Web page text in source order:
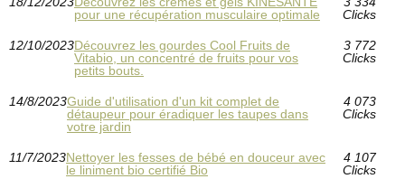
pour une récupération musculaire optimale
Clicks
12/10/2023Découvrez les gourdes Cool Fruits de
Vitabio, un concentré de fruits pour vos
petits bouts.
3 772
Clicks
14/8/2023Guide d'utilisation d'un kit complet de
détaupeur pour éradiquer les taupes dans
votre jardin
4 073
Clicks
11/7/2023Nettoyer les fesses de bébé en douceur avec
le liniment bio certifié Bio
4 107
Clicks